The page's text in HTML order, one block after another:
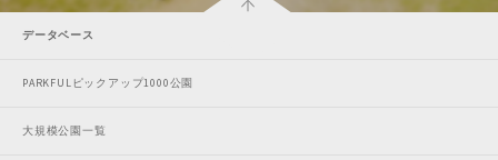
データベース
PARKFULピックアップ1000公園
大規模公園一覧